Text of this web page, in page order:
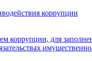
коррупции
коррупции, для